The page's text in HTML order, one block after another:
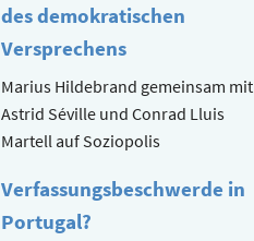
des demokratischen
Versprechens
Marius Hildebrand gemeinsam mit
Astrid Séville und Conrad Lluis
Martell auf Soziopolis
Verfassungsbeschwerde in
Portugal?